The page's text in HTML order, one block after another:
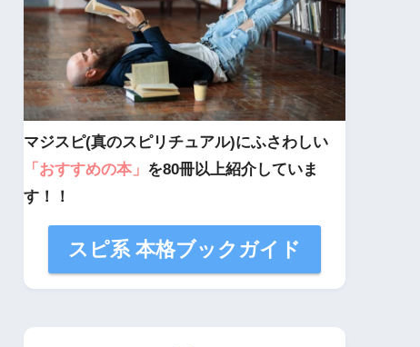
マジスピ(真のスピリチュアル)にふさわしい
「おすすめの本」 を80冊以上紹介していま
す！！
スピ系 本格ブックガイド